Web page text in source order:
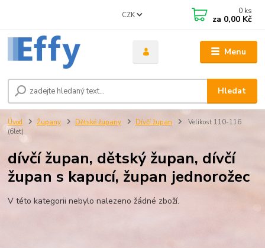
Menu
CZK
Hledat
0 ks
za 0,00 Kč
Úvod Župany Dětské župany Dívčí župan
Velikost 110-116
(6let)
dívčí župan, dětský župan, dívčí
župan s kapucí, župan jednorožec
V této kategorii nebylo nalezeno žádné zboží.